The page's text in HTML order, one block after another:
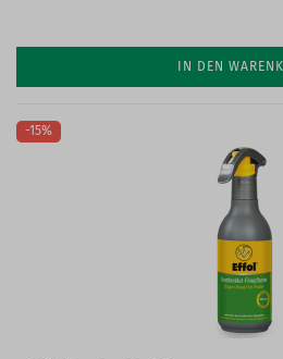
IN DEN
-15%